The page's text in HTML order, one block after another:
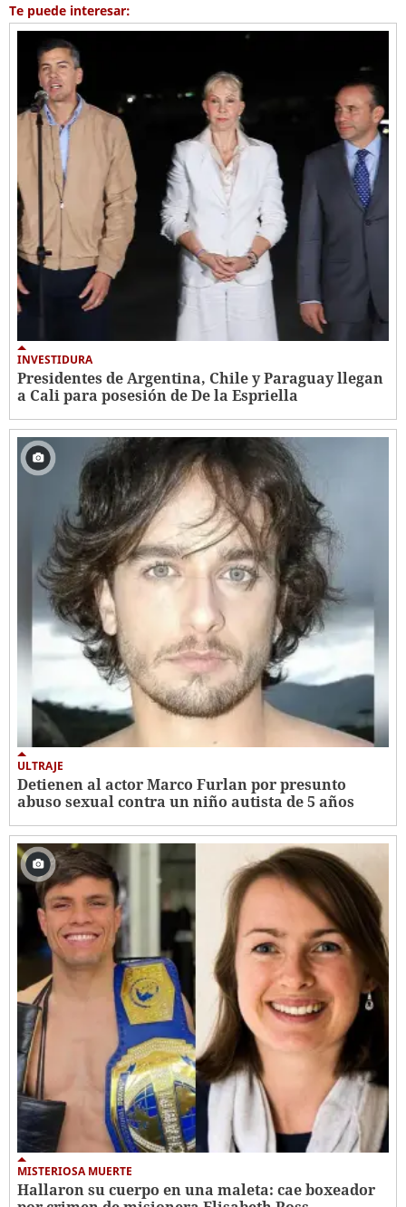
Te puede interesar:
INVESTIDURA
Presidentes de Argentina, Chile y Paraguay llegan
a Cali para posesión de De la Espriella
ULTRAJE
Detienen al actor Marco Furlan por presunto
abuso sexual contra un niño autista de 5 años
MISTERIOSA MUERTE
Hallaron su cuerpo en una maleta: cae boxeador